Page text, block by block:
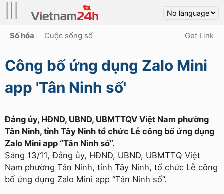
Số hóa Cuộc sống số Get Link
Công bố ứng dụng Zalo Mini
app 'Tân Ninh số'
Đảng ủy, HĐND, UBND, UBMTTQV Việt Nam phường
Tân Ninh, tỉnh Tây Ninh tổ chức Lễ công bố ứng dụng
Zalo Mini app “Tân Ninh số”.
Sáng 13/11, Đảng ủy, HĐND, UBND, UBMTTQ Việt
Nam phường Tân Ninh, tỉnh Tây Ninh, tổ chức Lễ công
bố ứng dụng Zalo Mini app “Tân Ninh số”.